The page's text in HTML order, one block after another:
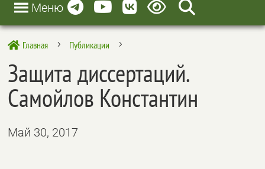
Меню
 Главная 5 Публикации 5
Защита диссертаций.
Самойлов Константин
Май 30, 2017